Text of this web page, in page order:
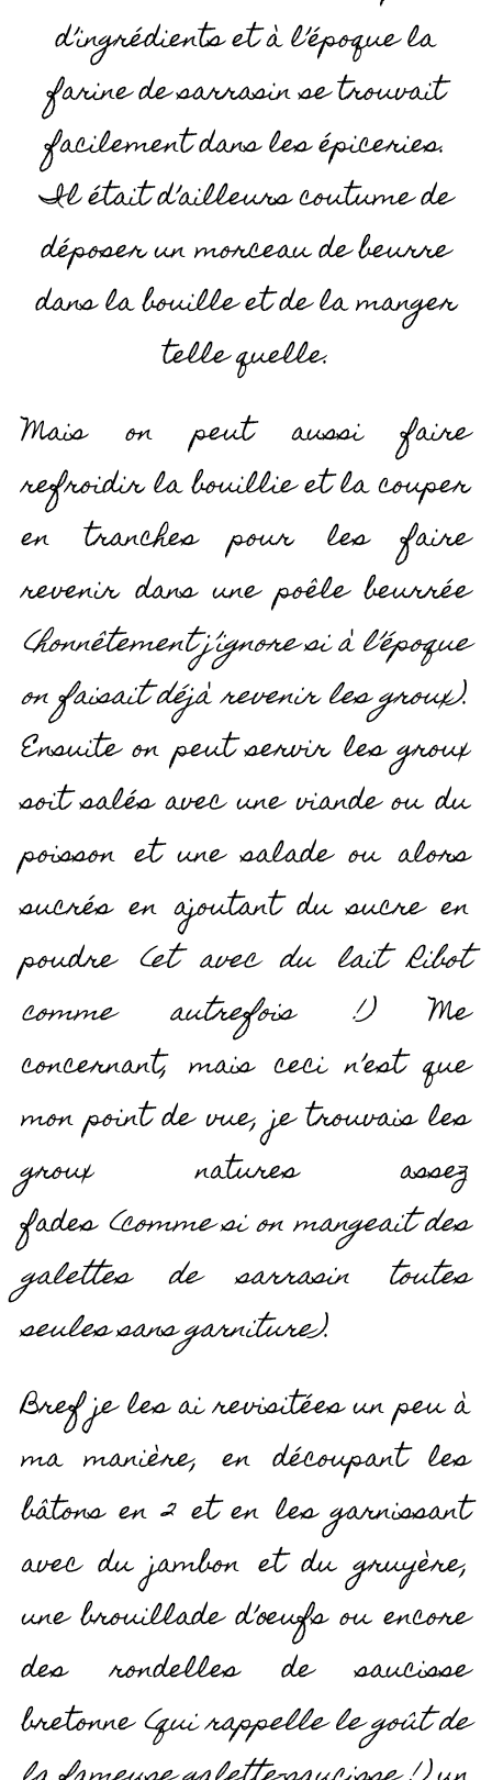
d’ingrédients et à l’époque la
farine de sarrasin se trouvait
facilement dans les épiceries.
Il était d’ailleurs coutume de
déposer un morceau de beurre
dans la bouille et de la manger
telle quelle.
Mais on peut aussi faire
refroidir la bouillie et la couper
en tranches pour les faire
revenir dans une poêle beurrée
(honnêtement j’ignore si à l’époque
on faisait déjà revenir les groux).
Ensuite on peut servir les groux
soit salés avec une viande ou du
poisson et une salade ou alors
sucrés en ajoutant du sucre en
poudre (et avec du lait Ribot
comme autrefois !)Me
concernant, mais ceci n’est que
mon point de vue, je trouvais les
groux natures assez
fades(comme si on mangeait des
galettes de sarrasin toutes
seules sans garniture).
Bref je les ai revisitées un peu à
ma manière, en découpant les
bâtons en 2 et en les garnissant
avec du jambon et du gruyère,
une brouillade d’œufs ou encore
des rondelles de saucisse
bretonne(qui rappelle le goût de